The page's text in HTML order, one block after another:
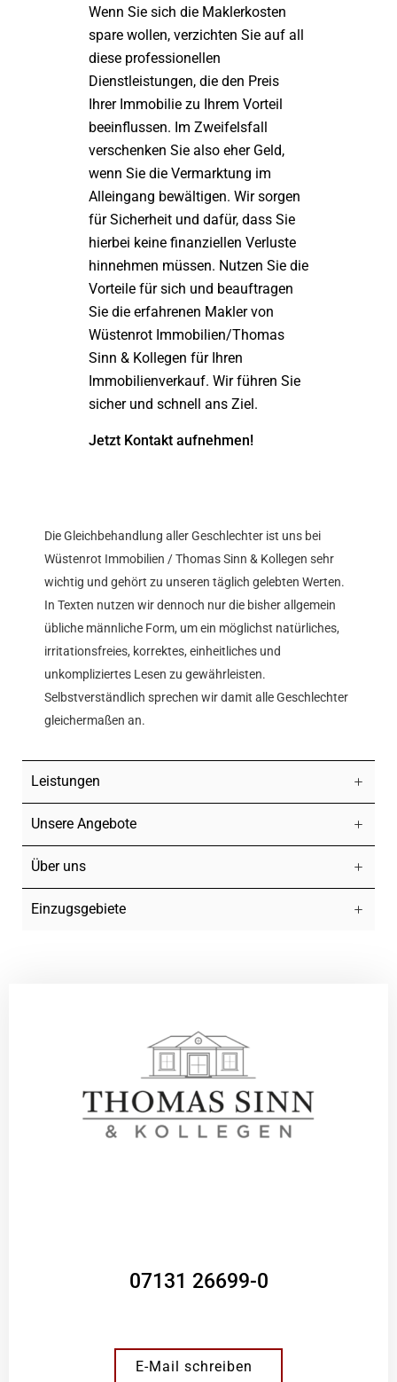
Wenn Sie sich die Maklerkosten
spare wollen, verzichten Sie auf all
diese professionellen
Dienstleistungen, die den Preis
Ihrer Immobilie zu Ihrem Vorteil
beeinflussen. Im Zweifelsfall
verschenken Sie also eher Geld,
wenn Sie die Vermarktung im
Alleingang bewältigen. Wir sorgen
für Sicherheit und dafür, dass Sie
hierbei keine finanziellen Verluste
hinnehmen müssen. Nutzen Sie die
Vorteile für sich und beauftragen
Sie die erfahrenen Makler von
Wüstenrot Immobilien/Thomas
Sinn & Kollegen für Ihren
Immobilienverkauf. Wir führen Sie
sicher und schnell ans Ziel.
Jetzt Kontakt aufnehmen!
Die Gleichbehandlung aller Geschlechter ist uns bei
Wüstenrot Immobilien / Thomas Sinn & Kollegen sehr
wichtig und gehört zu unseren täglich gelebten Werten.
In Texten nutzen wir dennoch nur die bisher allgemein
übliche männliche Form, um ein möglichst natürliches,
irritationsfreies, korrektes, einheitliches und
unkompliziertes Lesen zu gewährleisten.
Selbstverständlich sprechen wir damit alle Geschlechter
gleichermaßen an.
Leistungen
Unsere Angebote
Über uns
Einzugsgebiete
07131 26699-0
E-Mail schreiben